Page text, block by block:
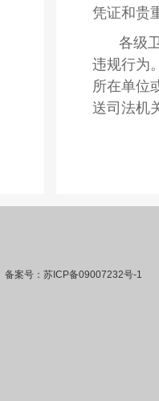
凭证和贵
各级
违规行为
所在单位
送司法机
备案号：苏ICP备09007232号-1